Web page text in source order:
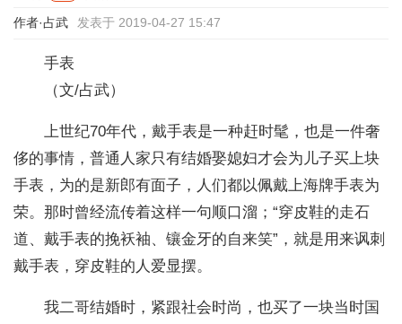
作者·占武 发表于 2019-04-27 15:47
手表
（文/占武）
上世纪70年代，戴手表是一种赶时髦，也是一件奢
侈的事情，普通人家只有结婚娶媳妇才会为儿子买上块
手表，为的是新郎有面子，人们都以佩戴上海牌手表为
荣。那时曾经流传着这样一句顺口溜；“穿皮鞋的走石
道、戴手表的挽袄袖、镶金牙的自来笑”，就是用来讽刺
戴手表，穿皮鞋的人爱显摆。
我二哥结婚时，紧跟社会时尚，也买了一块当时国